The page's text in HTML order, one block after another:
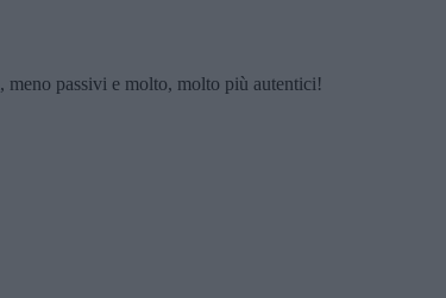
meno passivi e molto, molto più autentici!